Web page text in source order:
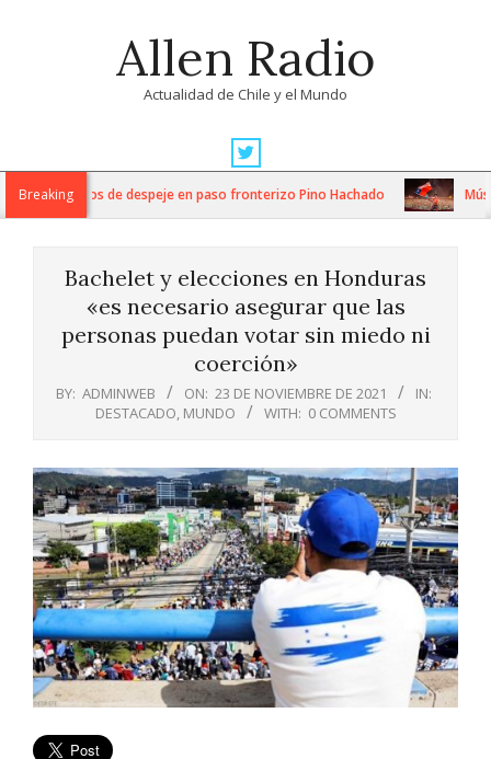
Allen Radio
Actualidad de Chile y el Mundo
Navigation
MenuBreaking
trabajos de despeje en paso fronterizo Pino Hachado
Bachelet y elecciones en Honduras
«es necesario asegurar que las
personas puedan votar sin miedo ni
coerción»
BY: ADMINWEB ON: 23 DE NOVIEMBRE DE 2021
IN:
DESTACADO, MUNDO WITH: 0 COMMENTS